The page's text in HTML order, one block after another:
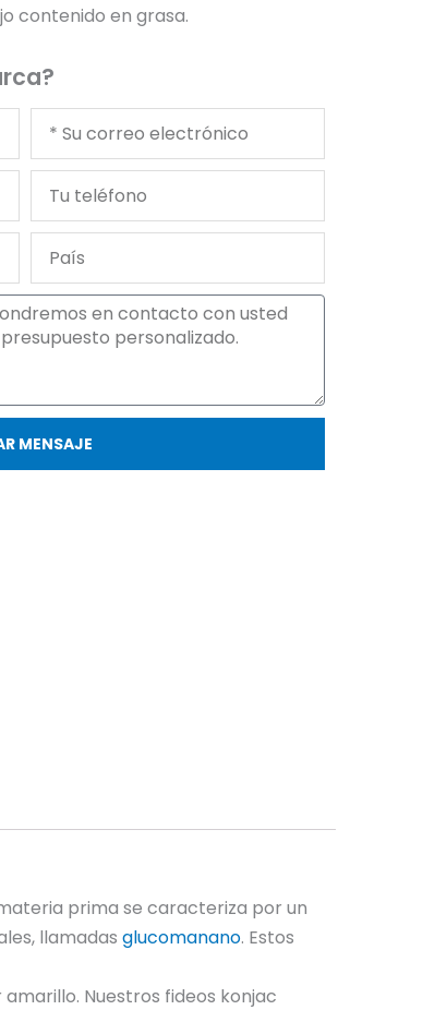
contenido en grasa.
País
MENSAJE
prima se caracteriza por un
llamadas glucomanano. Estos
Nuestros fideos konjac